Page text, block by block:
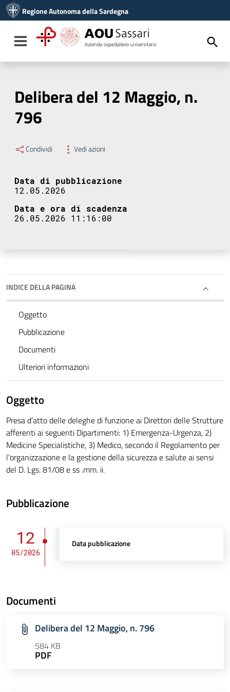
Vai al menu di navigazione
Vai al footer
Regione Autonoma della Sardegna
Toggle navigation
Delibera del 12 Maggio, n.
796
Condividi Vedi azioni
Data di pubblicazione
12.05.2026
Data e ora di scadenza
26.05.2026 11:16:00
INDICE DELLA PAGINA
Oggetto
Pubblicazione
Documenti
Ulteriori informazioni
Oggetto
Presa d’atto delle deleghe di funzione ai Direttori delle Strutture
afferenti ai seguenti Dipartimenti: 1) Emergenza-Urgenza, 2)
Medicine Specialistiche, 3) Medico, secondo il Regolamento per
l’organizzazione e la gestione della sicurezza e salute ai sensi
del D. Lgs. 81/08 e ss .mm. ii.
Pubblicazione
12
05/2026
Data pubblicazione
Documenti
Delibera del 12 Maggio, n. 796
584 KB
PDF